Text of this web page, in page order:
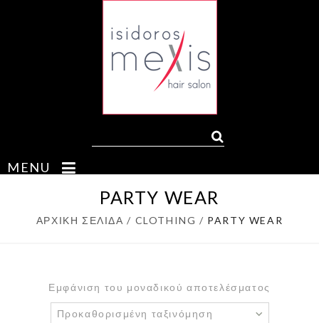
MENU
PARTY WEAR
ΑΡΧΙΚΉ ΣΕΛΊΔΑ / CLOTHING / PARTY WEAR
Εμφάνιση του μοναδικού αποτελέσματος
Προκαθορισμένη ταξινόμηση